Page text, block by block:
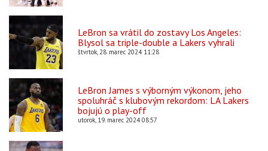
LeBron sa vrátil do zostavy Los Angeles:
Blysol sa triple-double a Lakers vyhrali
štvrtok, 28. marec 2024 11:28
LeBron James s výborným výkonom, jeho
spoluhráč s klubovým rekordom: LA Lakers
bojujú o play-off
utorok, 19. marec 2024 08:57